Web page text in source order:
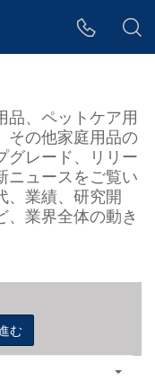
品、ペットケア用
その他家庭用品の
グレード、リリー
ニュースをご覧い
、業績、研究開
業界全体の動き
む